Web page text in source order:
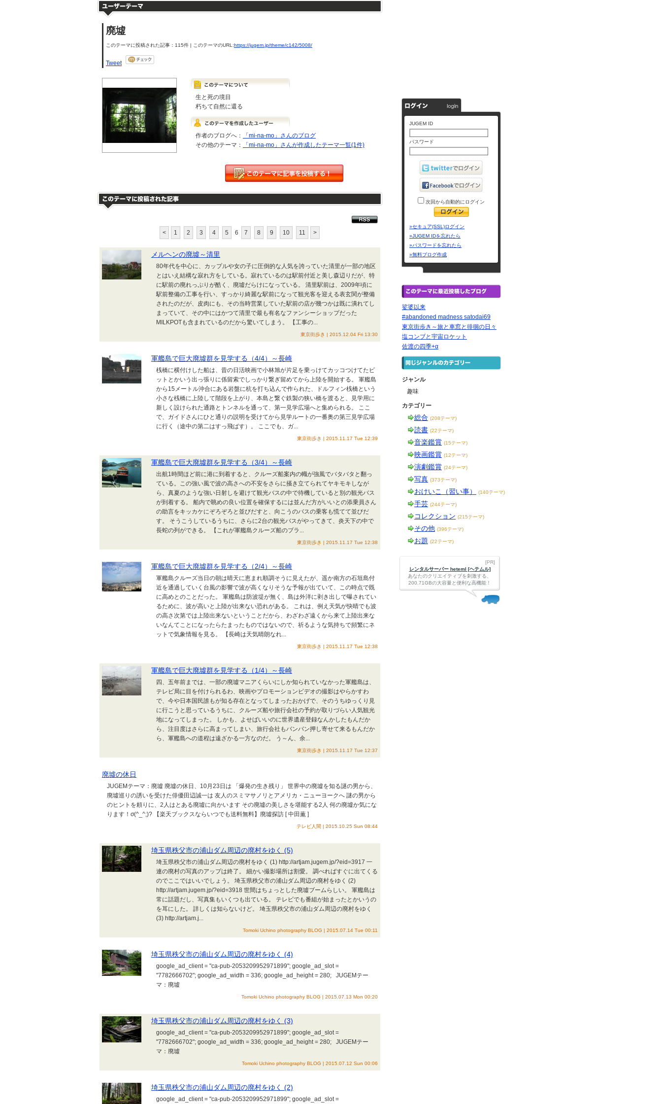
廃墟
このテーマに投稿された記事：115件 | このテーマのURL:https://jugem.jp/theme/c142/5008/
Tweet
生と死の境目
朽ちて自然に還る
作者のブログへ：
「mi-na-mo」さんのブログ
その他のテーマ：
「mi-na-mo」さんが作成したテーマ一覧(1件)
< 1 2 3 4 5 6 7 8 9 10 11 >
メルヘンの廃墟～清里
80年代を中心に、カップルや女の子に圧倒的な人気を誇っていた清里が一部の地区
とはいえ結構な寂れ方をしている。寂れているのは駅前付近と美し森辺りだが、特
に駅前の廃れっぷりが酷く、廃墟だらけになっている。 清里駅前は、2009年頃に
駅前整備の工事を行い、すっかり綺麗な駅前になって観光客を迎える表玄関が整備
されたのだが、皮肉にも、その当時営業していた駅前の店が幾つかは既に潰れてし
まっていて、その中にはかつて清里で最も有名なファンシーショップだった
MILKPOTも含まれているのだから驚いてしまう。 【工事の...
東京街歩き | 2015.12.04 Fri 13:30
軍艦島で巨大廃墟群を見学する（4/4）～長崎
桟橋に横付けした船は、昔の日活映画で小林旭が片足を乗っけてカッコつけてたビ
ットとかいう出っ張りに係留索でしっかり繋ぎ留めてから上陸を開始する。 軍艦島
から15メートル沖合にある岩盤に杭を打ち込んで作られた、ドルフィン桟橋という
小さな桟橋に上陸して階段を上がり、本島と繋ぐ鉄製の狭い橋を渡ると、見学用に
新しく設けられた通路とトンネルを通って、第一見学広場へと集められる。 ここ
で、ガイドさんにひと通りの説明を受けてから見学ルートの一番奥の第三見学広場
に行く（途中の第二はすっ飛ばす）。 ここでも、ガ...
東京街歩き | 2015.11.17 Tue 12:39
軍艦島で巨大廃墟群を見学する（3/4）～長崎
出航1時間ほど前に港に到着すると、クルーズ船案内の幟が強風でバタバタと翻っ
ている。この強い風で波の高さへの不安をさらに掻き立てられてヤキモキしなが
ら、真夏のような強い日射しを避けて観光バスの中で待機していると別の観光バス
が到着する。 船内で眺めの良い位置を確保するには並んだ方がいいとの添乗員さん
の助言をキッカケにぞろぞろと並びだすと、向こうのバスの乗客も慌てて並びだ
す。 そうこうしているうちに、さらに2台の観光バスがやってきて、炎天下の中で
長蛇の列ができる。 【これが軍艦島クルーズ船のブラ...
東京街歩き | 2015.11.17 Tue 12:38
軍艦島で巨大廃墟群を見学する（2/4）～長崎
軍艦島クルーズ当日の朝は晴天に恵まれ順調そうに見えたが、遥か南方の石垣島付
近を通過していく台風の影響で波が高くなりそうな予報が出ていて、この時点で既
に高めとのことだった。 軍艦島は防波堤が無く、島は外洋に剥き出しで曝されてい
るために、波が高いと上陸が出来ない恐れがある。 これは、例え天気が快晴でも波
の高さ次第では上陸出来ないということだから、わざわざ遠くから来て上陸出来な
いなんてことになったらたまったものではないので、祈るような気持ちで頻繁にネ
ットで気象情報を見る。 【長崎は天気晴朗なれ...
東京街歩き | 2015.11.17 Tue 12:38
軍艦島で巨大廃墟群を見学する（1/4）～長崎
四、五年前までは、一部の廃墟マニアくらいにしか知られていなかった軍艦島は、
テレビ局に目を付けられるわ、映画やプロモーションビデオの撮影はやらかすわ
で、今や日本国民誰もが知る存在となってしまったおかげで、そのうちゆっくり見
に行こうと思っているうちに、クルーズ船や旅行会社の予約が取りづらい人気観光
地になってしまった。 しかも、よせばいいのに世界遺産登録なんかしたもんだか
ら、注目度はさらに高まってしまい、旅行会社もバンバン押し寄せて来るもんだか
ら、軍艦島への道程は遠ざかる一方なのだ。 う～ん、余...
東京街歩き | 2015.11.17 Tue 12:37
廃墟の休日
JUGEMテーマ：廃墟 廃墟の休日、10月23日は 「爆発の生き残り」 世界中の廃墟を知る謎の男から、
廃墟巡りの誘いを受けた俳優田辺誠一は 友人のスミマサノリとアメリカ・ニューヨークへ 謎の男から
のヒントを頼りに、2人はとある廃墟に向かいます その廃墟の美しさを堪能する2人 何の廃墟か気にな
ります！σ(^_^;)? 【楽天ブックスならいつでも送料無料】廃墟探訪 [ 中田薫 ]
テレビ人間 | 2015.10.25 Sun 08:44
埼玉県秩父市の浦山ダム周辺の廃村をゆく (5)
埼玉県秩父市の浦山ダム周辺の廃村をゆく (1) http://artjam.jugem.jp/?eid=3917 一
連の廃村の写真のアップは終了。 細かい撮影場所は割愛。 調べればすぐに出てくる
のでここではいいでしょう。 埼玉県秩父市の浦山ダム周辺の廃村をゆく (2)
http://artjam.jugem.jp/?eid=3918 世間はちょっとした廃墟ブームらしい。 軍艦島は
常に話題だし、写真集もいくつも出ている。 テレビでも番組が始まったとかいうの
を耳にした。 詳しくは知らないけど。 埼玉県秩父市の浦山ダム周辺の廃村をゆく
(3) http://artjam.j...
Tomoki Uchino photography BLOG | 2015.07.14 Tue 00:11
埼玉県秩父市の浦山ダム周辺の廃村をゆく (4)
google_ad_client = "ca-pub-2053209952971899"; google_ad_slot =
"7782666702"; google_ad_width = 336; google_ad_height = 280; JUGEMテー
マ：廃墟
Tomoki Uchino photography BLOG | 2015.07.13 Mon 00:20
埼玉県秩父市の浦山ダム周辺の廃村をゆく (3)
google_ad_client = "ca-pub-2053209952971899"; google_ad_slot =
"7782666702"; google_ad_width = 336; google_ad_height = 280; JUGEMテー
マ：廃墟
Tomoki Uchino photography BLOG | 2015.07.12 Sun 00:06
埼玉県秩父市の浦山ダム周辺の廃村をゆく (2)
google_ad_client = "ca-pub-2053209952971899"; google_ad_slot =
JUGEM ID
パスワード
次回から自動的にログイン
»セキュア(SSL)ログイン
»JUGEM IDを忘れたら
»パスワードを忘れたら
»無料ブログ作成
娑婆以来
#abandoned madness satodai69
東京街歩き～旅と車窓と徘徊の日々
塩コンブと宇宙ロケット
佐渡の四季+α
ジャンル
趣味
カテゴリー
総合 (208テーマ)
読書 (22テーマ)
音楽鑑賞 (15テーマ)
映画鑑賞 (12テーマ)
演劇鑑賞 (24テーマ)
写真 (373テーマ)
おけいこ（習い事） (140テーマ)
手芸 (244テーマ)
コレクション (215テーマ)
その他 (396テーマ)
お題 (22テーマ)
[PR]
レンタルサーバー heteml [ヘテムル]
あなたのクリエイティブを刺激する、
200.71GBの大容量と便利な高機能！